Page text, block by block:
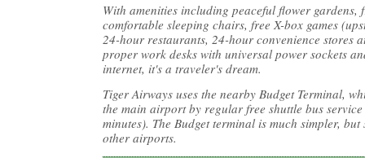
With amenities including peaceful flower gardens,
comfortable sleeping chairs, free X-box games
24-hour restaurants, 24-hour convenience stores
proper work desks with universal power sockets
internet, it's a traveler's dream.
Tiger Airways uses the nearby Budget Terminal,
the main airport by regular free shuttle bus
minutes). The Budget terminal is much simpler,
other airports.